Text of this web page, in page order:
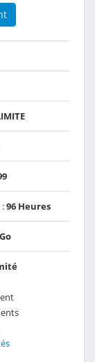
96 Heures